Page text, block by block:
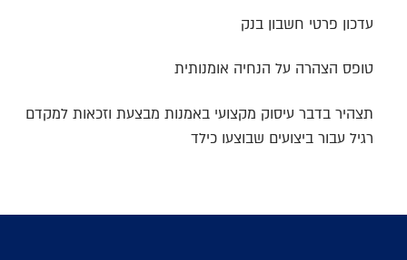
עדכון פרטי חשבון בנק
טופס הצהרה על הנחיה אומנותית
תצהיר בדבר עיסוק מקצועי באמנות מבצעת וזכאות למקדם
רגיל עבור ביצועים שבוצעו כילד